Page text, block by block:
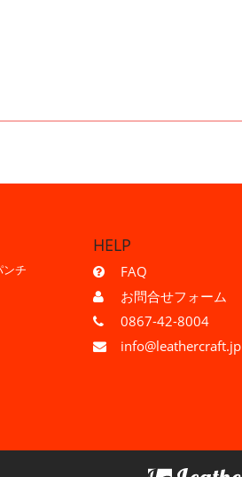
チ
HELP
FAQ
お問合せフォーム
0867-42-8004
info@leathercraft.jp